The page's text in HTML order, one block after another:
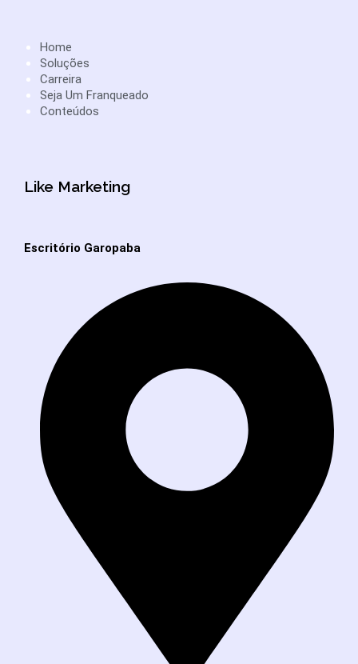
Home
Soluções
Carreira
Seja Um Franqueado
Conteúdos
Like Marketing
Escritório Garopaba